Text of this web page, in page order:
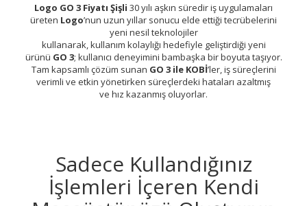
Logo GO 3 Fiyatı Şişli 30 yılı aşkın süredir iş uygulamaları
üreten Logo’nun uzun yıllar sonucu elde ettiği tecrübelerini
yeni nesil teknolojiler
kullanarak, kullanım kolaylığı hedefiyle geliştirdiği yeni
ürünü GO 3; kullanıcı deneyimini bambaşka bir boyuta taşıyor.
Tam kapsamlı çözüm sunan GO 3 ile KOBİ’ler, iş süreçlerini
verimli ve etkin yönetirken süreçlerdeki hataları azaltmış
ve hız kazanmış oluyorlar.
Sadece Kullandığınız
İşlemleri İçeren Kendi